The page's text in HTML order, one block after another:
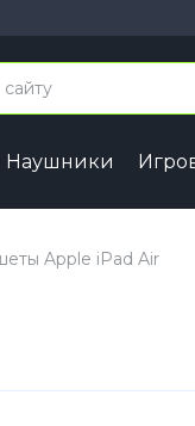
Наушники
17 Pro Max
Apple iPad Air